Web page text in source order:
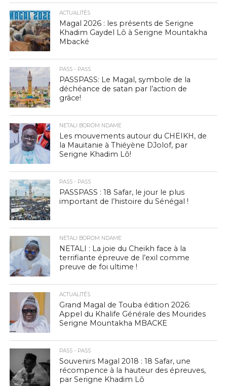
ACTUALITÉS
Magal 2026 : les présents de Serigne
Khadim Gaydel Lô à Serigne Mountakha
Mbacké
PASS - PASS
PASSPASS: Le Magal, symbole de la
déchéance de satan par l’action de
grâce!
NETALI BOROM NDAME
Les mouvements autour du CHEIKH, de
la Mauitanie à Thiéyène DJolof, par
Serigne Khadim Lô!
PASS - PASS
PASSPASS : 18 Safar, le jour le plus
important de l’histoire du Sénégal !
NETALI BOROM NDAME
NETALI : La joie du Cheikh face à la
terrifiante épreuve de l’exil comme
preuve de foi ultime !
ACTUALITÉS
Grand Magal de Touba édition 2026:
Appel du Khalife Générale des Mourides
Serigne Mountakha MBACKE
PASS - PASS
Souvenirs Magal 2018 : 18 Safar, une
récompence à la hauteur des épreuves,
par Serigne Khadim Lô